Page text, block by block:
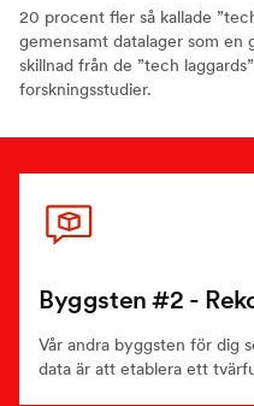
20 procent fler så kallade
gemensamt datalager som en
skillnad från de ”tech
forskningsstudier.
Byggsten #2 -
Vår andra byggsten för dig
data är att etablera ett